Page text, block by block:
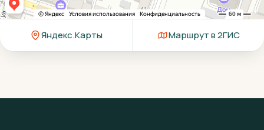
Яндекс.Карты Маршрут в 2ГИС